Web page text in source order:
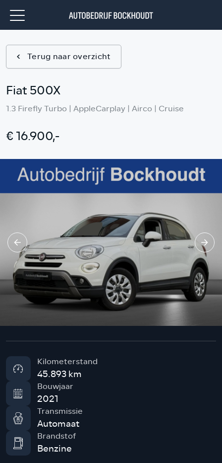
Terug naar overzicht
Fiat 500X
1.3 Firefly Turbo | AppleCarplay | Airco | Cruise
€ 16.900,-
Kilometerstand
45.893 km
Bouwjaar
2021
Transmissie
Automaat
Brandstof
Benzine